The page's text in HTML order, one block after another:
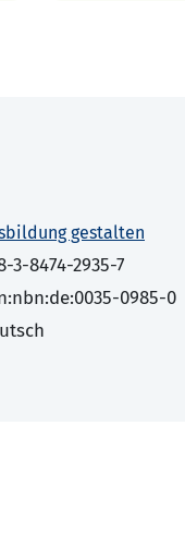
gestalten
3-8474-2935-7
0985-0